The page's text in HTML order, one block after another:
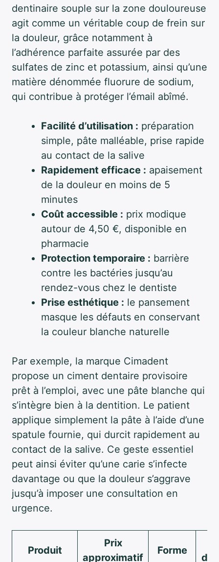
dentinaire souple sur la zone douloureuse
agit comme un véritable coup de frein sur
la douleur, grâce notamment à
l’adhérence parfaite assurée par des
sulfates de zinc et potassium, ainsi qu’une
matière dénommée fluorure de sodium,
qui contribue à protéger l’émail abîmé.
Facilité d’utilisation : préparation
simple, pâte malléable, prise rapide
au contact de la salive
Rapidement efficace : apaisement
de la douleur en moins de 5
minutes
Coût accessible : prix modique
autour de 4,50 €, disponible en
pharmacie
Protection temporaire : barrière
contre les bactéries jusqu’au
rendez-vous chez le dentiste
Prise esthétique : le pansement
masque les défauts en conservant
la couleur blanche naturelle
Par exemple, la marque Cimadent
propose un ciment dentaire provisoire
prêt à l’emploi, avec une pâte blanche qui
s’intègre bien à la dentition. Le patient
applique simplement la pâte à l’aide d’une
spatule fournie, qui durcit rapidement au
contact de la salive. Ce geste essentiel
peut ainsi éviter qu’une carie s’infecte
davantage ou que la douleur s’aggrave
jusqu’à imposer une consultation en
urgence.
Produit
Prix
approximatif
Forme